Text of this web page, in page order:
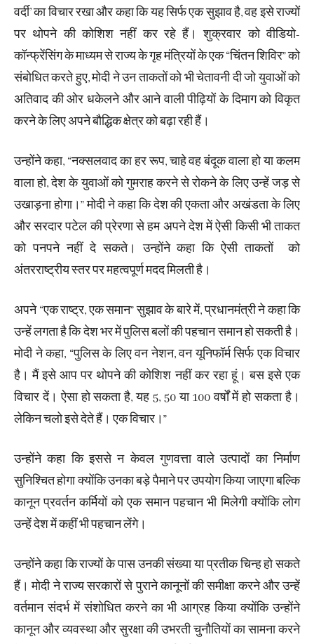
वर्दी’ का विचार रखा और कहा कि यह सिर्फ एक सुझाव है, वह इसे राज्यों
पर थोपने की कोशिश नहीं कर रहे हैं। शुक्रवार को वीडियो-
कॉन्फ्रेंसिंग के माध्यम से राज्य के गृह मंत्रियों के एक “चिंतन शिविर” को
संबोधित करते हुए, मोदी ने उन ताकतों को भी चेतावनी दी जो युवाओं को
अतिवाद की ओर धकेलने और आने वाली पीढ़ियों के दिमाग को विकृत
करने के लिए अपने बौद्धिक क्षेत्र को बढ़ा रही हैं।
उन्होंने कहा, “नक्सलवाद का हर रूप, चाहे वह बंदूक वाला हो या कलम
वाला हो, देश के युवाओं को गुमराह करने से रोकने के लिए उन्हें जड़ से
उखाड़ना होगा।” मोदी ने कहा कि देश की एकता और अखंडता के लिए
और सरदार पटेल की प्रेरणा से हम अपने देश में ऐसी किसी भी ताकत
को पनपने नहीं दे सकते। उन्होंने कहा कि ऐसी ताकतों को
अंतरराष्ट्रीय स्तर पर महत्वपूर्ण मदद मिलती है।
अपने “एक राष्ट्र, एक समान” सुझाव के बारे में, प्रधानमंत्री ने कहा कि
उन्हें लगता है कि देश भर में पुलिस बलों की पहचान समान हो सकती है।
मोदी ने कहा, “पुलिस के लिए वन नेशन, वन यूनिफॉर्म सिर्फ एक विचार
है। मैं इसे आप पर थोपने की कोशिश नहीं कर रहा हूं। बस इसे एक
विचार दें। ऐसा हो सकता है, यह 5, 50 या 100 वर्षों में हो सकता है।
लेकिन चलो इसे देते हैं। एक विचार।”
उन्होंने कहा कि इससे न केवल गुणवत्ता वाले उत्पादों का निर्माण
सुनिश्चित होगा क्योंकि उनका बड़े पैमाने पर उपयोग किया जाएगा बल्कि
कानून प्रवर्तन कर्मियों को एक समान पहचान भी मिलेगी क्योंकि लोग
उन्हें देश में कहीं भी पहचान लेंगे।
उन्होंने कहा कि राज्यों के पास उनकी संख्या या प्रतीक चिन्ह हो सकते
हैं। मोदी ने राज्य सरकारों से पुराने कानूनों की समीक्षा करने और उन्हें
वर्तमान संदर्भ में संशोधित करने का भी आग्रह किया क्योंकि उन्होंने
कानून और व्यवस्था और सुरक्षा की उभरती चुनौतियों का सामना करने